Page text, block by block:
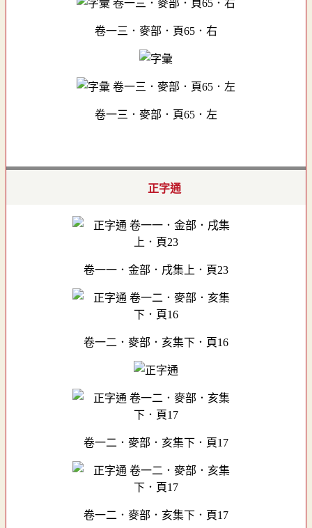
卷一三．麥部．頁65．右
卷一三．麥部．頁65．左
正字通
卷一一．金部．戌集上．頁23
卷一二．麥部．亥集下．頁16
卷一二．麥部．亥集下．頁17
卷一二．麥部．亥集下．頁17